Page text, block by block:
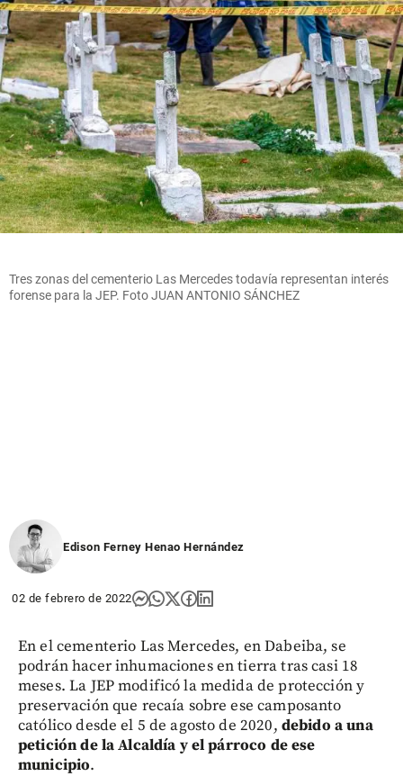
Tres zonas del cementerio Las Mercedes todavía representan interés
forense para la JEP. Foto JUAN ANTONIO SÁNCHEZ
Edison Ferney Henao Hernández
02 de febrero de 2022
En el cementerio Las Mercedes, en Dabeiba, se
podrán hacer inhumaciones en tierra tras casi 18
meses. La JEP modificó la medida de protección y
preservación que recaía sobre ese camposanto
católico desde el 5 de agosto de 2020, debido a una
petición de la Alcaldía y el párroco de ese
municipio.